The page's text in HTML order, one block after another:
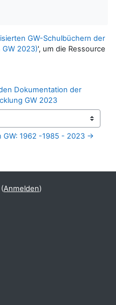
GW-Schulbüchern der
GW 2023)', um die Ressource
Dokumentation der
GW 2023
GW: 1962 -1985 - 2023 →
Anmelden)